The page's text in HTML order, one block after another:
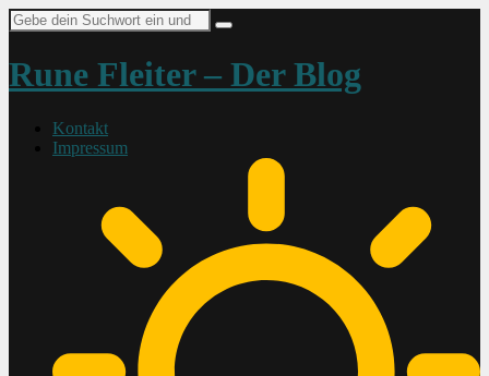
Suche
nach:
Rune Fleiter – Der Blog
Kontakt
Impressum